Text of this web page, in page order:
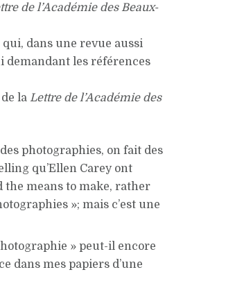
de l’Académie des Beaux-
dans une revue aussi
demandant les références
la Lettre de l’Académie des
photographies, on fait des
qu’Ellen Carey ont
the means to make, rather
»; mais c’est une
» peut-il encore
dans mes papiers d’une